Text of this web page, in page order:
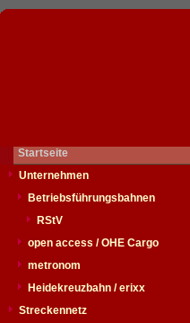
Startseite
Unternehmen
Betriebsführungsbahnen
RStV
open access / OHE Cargo
metronom
Heidekreuzbahn / erixx
Streckennetz